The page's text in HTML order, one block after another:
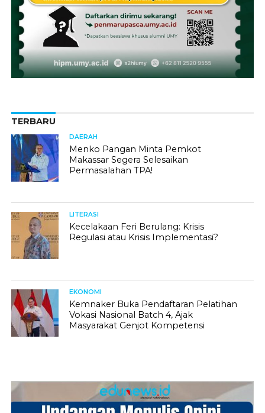
TERBARU
DAERAH
Menko Pangan Minta Pemkot
Makassar Segera Selesaikan
Permasalahan TPA!
LITERASI
Kecelakaan Feri Berulang: Krisis
Regulasi atau Krisis Implementasi?
EKONOMI
Kemnaker Buka Pendaftaran Pelatihan
Vokasi Nasional Batch 4, Ajak
Masyarakat Genjot Kompetensi